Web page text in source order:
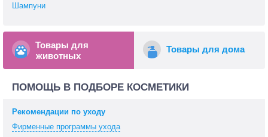
Шампуни
Товары для
животных
Товары для дома
ПОМОЩЬ В ПОДБОРЕ КОСМЕТИКИ
Рекомендации по уходу
Фирменные программы ухода